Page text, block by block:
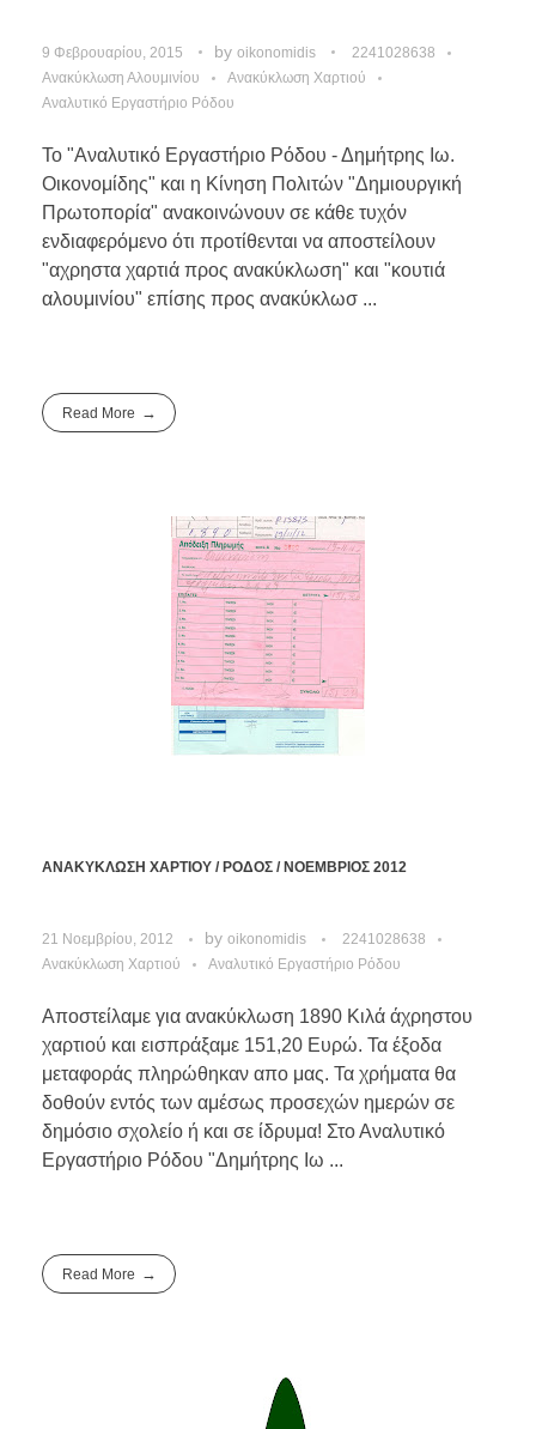
9 Φεβρουαρίου, 2015 by oikonomidis
2241028638
Ανακύκλωση Αλουμινίου
Ανακύκλωση Χαρτιού
Αναλυτικό Εργαστήριο Ρόδου
Το "Αναλυτικό Εργαστήριο Ρόδου - Δημήτρης Ιω.
Οικονομίδης" και η Κίνηση Πολιτών "Δημιουργική
Πρωτοπορία" ανακοινώνουν σε κάθε τυχόν
ενδιαφερόμενο ότι προτίθενται να αποστείλουν
"αχρηστα χαρτιά προς ανακύκλωση" και "κουτιά
αλουμινίου" επίσης προς ανακύκλωσ ...
Read More
ΑΝΑΚΥΚΛΩΣΗ ΧΑΡΤΙΟΥ / ΡΟΔΟΣ / ΝΟΕΜΒΡΙΟΣ 2012
21 Νοεμβρίου, 2012 by oikonomidis
2241028638
Ανακύκλωση Χαρτιού
Αναλυτικό Εργαστήριο Ρόδου
Αποστείλαμε για ανακύκλωση 1890 Κιλά άχρηστου
χαρτιού και εισπράξαμε 151,20 Ευρώ. Τα έξοδα
μεταφοράς πληρώθηκαν απο μας. Τα χρήματα θα
δοθούν εντός των αμέσως προσεχών ημερών σε
δημόσιο σχολείο ή και σε ίδρυμα! Στο Αναλυτικό
Εργαστήριο Ρόδου "Δημήτρης Ιω ...
Read More